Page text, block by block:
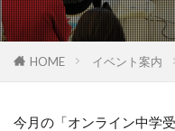
HOME イベント案内
今月の「オンライン中学